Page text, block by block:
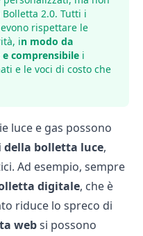
2.0. Tutti i
rispettare le
in modo da
comprensibile i
e le voci di costo che
luce e gas possono
bolletta luce,
Ad esempio, sempre
digitale, che è
riduce lo spreco di
websi possono